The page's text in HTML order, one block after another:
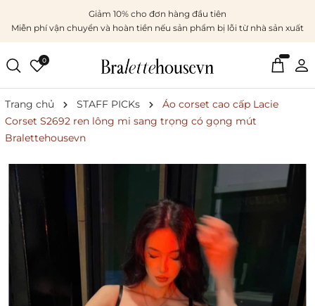
Giảm 10% cho đơn hàng đầu tiên
Miễn phí vận chuyển và hoàn tiền nếu sản phẩm bị lỗi từ nhà sản xuất
0
Trang chủ STAFF PICKs
Áo corset cao cấp Lacie
Corset S2692 ren lông mi sang trọng có gọng mút
Bralettehousevn